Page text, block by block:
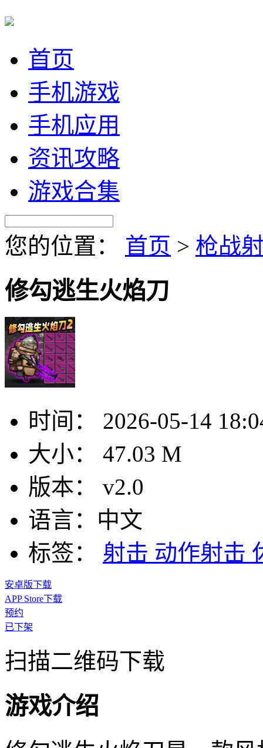
首页
手机游戏
手机应用
资讯攻略
游戏合集
您的位置： 首页 > 枪战
修勾逃生火焰刀
时间：
2026-05-14
大小：
47.03 M
版本：
v2.0
语言： 中文
标签：
射击 动作射击
安卓版下载
APP Store下载
预约
已下架
扫描二维码下载
游戏介绍